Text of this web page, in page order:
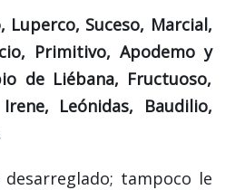
Suceso, Marcial,
Primitivo, Apodemo y
de Liébana, Fructuoso,
Leónidas, Baudilio,
tampoco le